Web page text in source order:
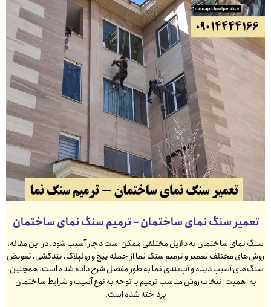
تعمیر سنگ نمای ساختمان – ترمیم سنگ نمای ساختمان
سنگ نمای ساختمان به دلایل مختلفی ممکن است دچار آسیب شود. در این مقاله،
روش‌های مختلف تعمیر و ترمیم سنگ نما از جمله پیچ و رولپلاک، بندکشی، تعویض
سنگ‌های آسیب دیده و آب‌بندی نما به طور مفصل شرح داده شده است. همچنین،
به اهمیت انتخاب روش مناسب ترمیم با توجه به نوع آسیب و شرایط ساختمان
پرداخته شده است.